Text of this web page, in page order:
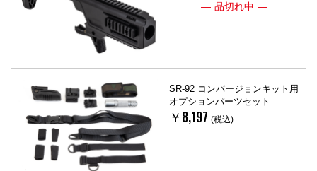
品切れ中
SR-92 コンバージョンキット用
オプションパーツセット
￥8,197 (税込)